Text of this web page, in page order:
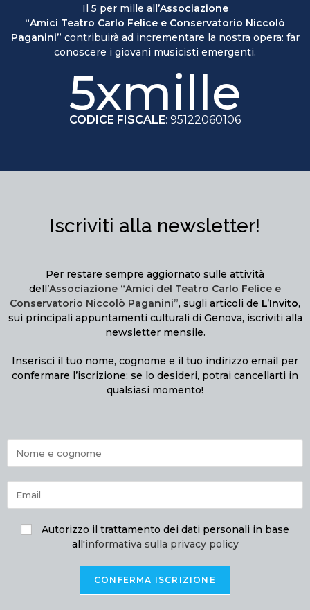
Il 5 per mille all’Associazione
“Amici Teatro Carlo Felice e Conservatorio Niccolò
Paganini” contribuirà ad incrementare la nostra opera: far
conoscere i giovani musicisti emergenti.
5xmille
CODICE FISCALE: 95122060106
Iscriviti alla newsletter!
Per restare sempre aggiornato sulle attività
dell’Associazione “Amici del Teatro Carlo Felice e
Conservatorio Niccolò Paganini”, sugli articoli de L’Invito,
sui principali appuntamenti culturali di Genova, iscriviti alla
newsletter mensile.
Inserisci il tuo nome, cognome e il tuo indirizzo email per
confermare l’iscrizione; se lo desideri, potrai cancellarti in
qualsiasi momento!
Autorizzo il trattamento dei dati personali in base
all'informativa sulla privacy policy